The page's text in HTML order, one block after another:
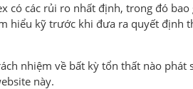
có các rủi ro nhất định, trong đó bao
hiểu kỹ trước khi đưa ra quyết định
nhiệm về bất kỳ tổn thất nào phát
này.